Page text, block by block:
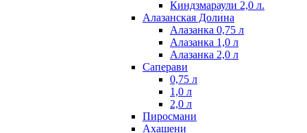
Киндзмараули 2,0 л.
Алазанская Долина
Алазанка 0,75 л
Алазанка 1,0 л
Алазанка 2,0 л
Саперави
0,75 л
1,0 л
2,0 л
Пиросмани
Ахашени